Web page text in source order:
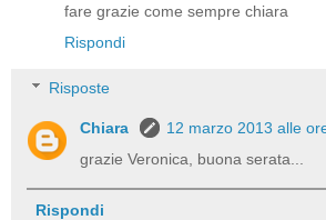
fare grazie come sempre chiara
Rispondi
Risposte
Chiara
12 marzo 2013 alle
grazie Veronica, buona serata...
Rispondi